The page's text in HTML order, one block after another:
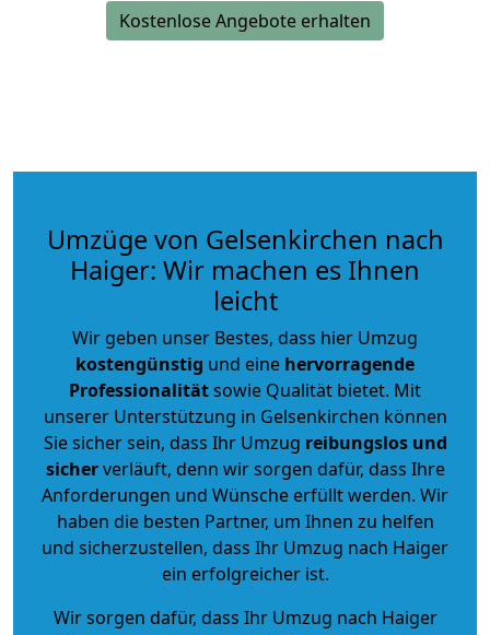
Kostenlose Angebote erhalten
Umzüge von Gelsenkirchen nach
Haiger: Wir machen es Ihnen
leicht
Wir geben unser Bestes, dass hier Umzug
kostengünstig und eine hervorragende
Professionalitätsowie Qualität bietet. Mit
unserer Unterstützung in Gelsenkirchen können
Sie sicher sein, dass Ihr Umzug reibungslos und
sicherverläuft, denn wir sorgen dafür, dass Ihre
Anforderungen und Wünsche erfüllt werden. Wir
haben die besten Partner, um Ihnen zu helfen
und sicherzustellen, dass Ihr Umzug nach Haiger
ein erfolgreicher ist.
Wir sorgen dafür, dass Ihr Umzug nach Haiger